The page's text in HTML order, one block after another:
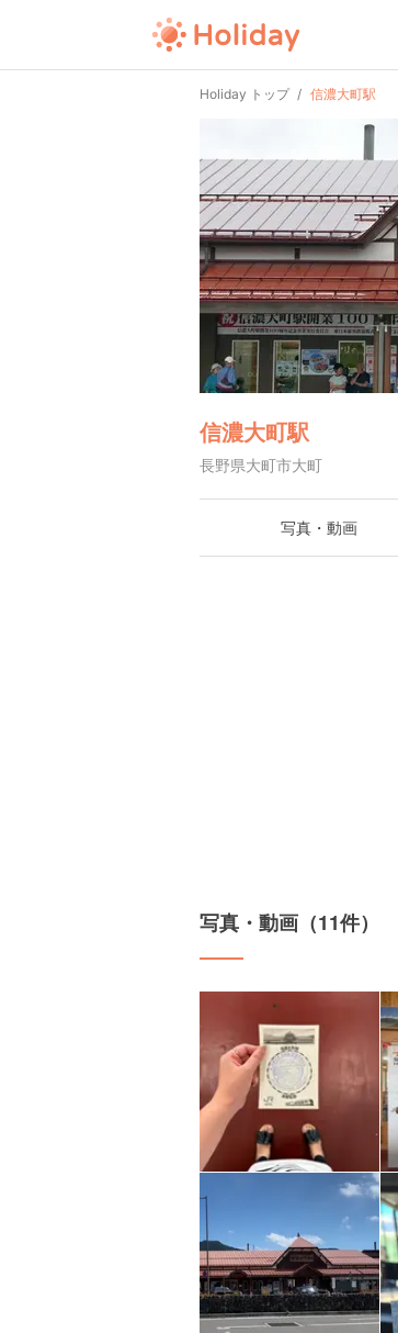
Holiday トップ 信濃大町駅
信濃大町駅
長野県大町市大町
写真・動画
写真・動画（11件）